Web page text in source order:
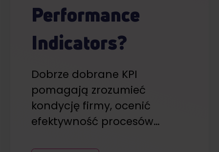
Performance
Indicators?
Dobrze dobrane KPI
pomagają zrozumieć
kondycję firmy, ocenić
efektywność procesów…